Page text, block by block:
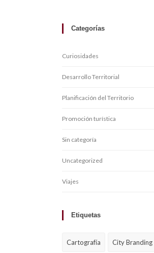
Categorías
Curiosidades
Desarrollo Territorial
Planificación del Territorio
Promoción turística
Sin categoría
Uncategorized
Viajes
Etiquetas
Cartografía City Branding